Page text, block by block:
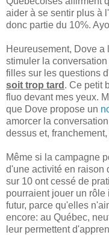
aider à se sentir plus à
donc partie du 10%.
Heureusement, Dove
stimuler la
filles sur les questions
soit trop tard . Ce petit
fluo devant mes yeux.
que Dove propose un
amorcer la
dessus et,
Même si la campagne
d'une activité en raison
sur 10 ont cessé de
pourraient jouer un
futur, parce qu'elles
encore: au Québec,
leur permettent